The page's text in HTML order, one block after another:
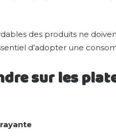
des produits ne
d’adopter une
sur les